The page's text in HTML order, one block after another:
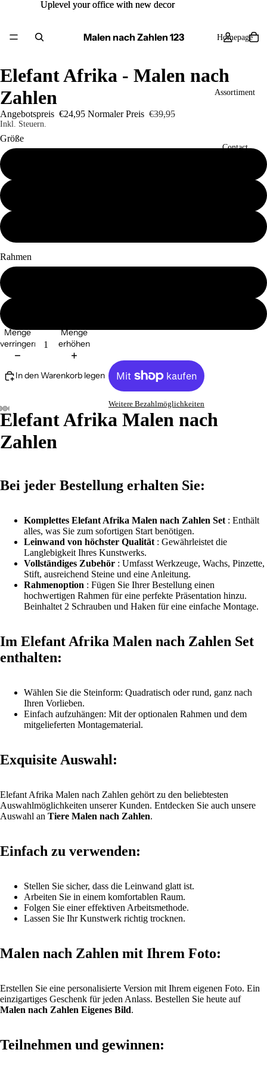
Uplevel your office with new decor
Uplevel your office with new decor
Malen nach Zahlen 123 Homepage
Assortiment
Contact
Elefant Afrika - Malen nach
Zahlen
Angebotspreis €24,95 Normaler Preis €39,95
Inkl. Steuern.
Größe
Rahmen
Menge
verringern
Menge
erhöhen
In den Warenkorb legen
Weitere Bezahlmöglichkeiten
Elefant Afrika Malen nach
Zahlen
Bei jeder Bestellung erhalten Sie:
Komplettes Elefant Afrika Malen nach Zahlen Set : Enthält
alles, was Sie zum sofortigen Start benötigen.
Leinwand von höchster Qualität : Gewährleistet die
Langlebigkeit Ihres Kunstwerks.
Vollständiges Zubehör : Umfasst Werkzeuge, Wachs, Pinzette,
Stift, ausreichend Steine und eine Anleitung.
Rahmenoption : Fügen Sie Ihrer Bestellung einen
hochwertigen Rahmen für eine perfekte Präsentation hinzu.
Beinhaltet 2 Schrauben und Haken für eine einfache Montage.
Im Elefant Afrika Malen nach Zahlen Set
enthalten:
Wählen Sie die Steinform: Quadratisch oder rund, ganz nach
Ihren Vorlieben.
Einfach aufzuhängen: Mit der optionalen Rahmen und dem
mitgelieferten Montagematerial.
Exquisite Auswahl:
Elefant Afrika Malen nach Zahlen gehört zu den beliebtesten
Auswahlmöglichkeiten unserer Kunden. Entdecken Sie auch unsere
Auswahl an Tiere Malen nach Zahlen.
Einfach zu verwenden:
Stellen Sie sicher, dass die Leinwand glatt ist.
Arbeiten Sie in einem komfortablen Raum.
Folgen Sie einer effektiven Arbeitsmethode.
Lassen Sie Ihr Kunstwerk richtig trocknen.
Malen nach Zahlen mit Ihrem Foto:
Erstellen Sie eine personalisierte Version mit Ihrem eigenen Foto. Ein
einzigartiges Geschenk für jeden Anlass. Bestellen Sie heute auf
Malen nach Zahlen Eigenes Bild.
Teilnehmen und gewinnen: